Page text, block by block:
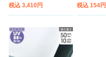
税込 3,410円 税込 154円